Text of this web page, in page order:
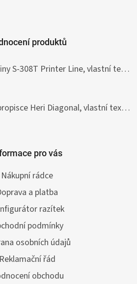
produktů
Razítko Shiny S-308T Printer Line, vlastní text 45 x 10 mm
je 5 z 5 hvězdiček.
Razítko v propisce Heri Diagonal, vlastní text 33 x 8,7 mm
je 5 z 5 hvězdiček.
pro vás
Nákupní rádce
a platba
razítek
podmínky
osobních údajů
Reklamační řád
obchodu